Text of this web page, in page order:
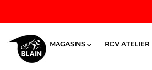
MAGASINS  RDV ATELIER